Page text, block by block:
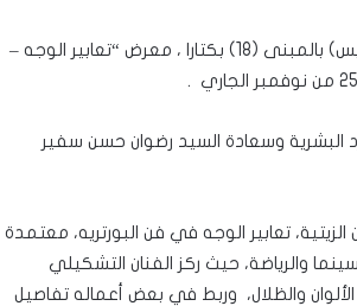
افتتحت المؤسسة العامة للحي الثقافي “كتارا” صباح اليوم (الخميس) بالمبنى (18) بكتارا ، معرض “تعابير الوجه –
البشرية وسعادة السيد رضوان حسن سفير
نحو 20 لوحة رسمت بالألوان الزيتية، تعابير الوجه في فن البورتريه، معتمدة
والرياضة، حيث ركز الفنان التشكيلي
والظلال، وربط في بعض أعماله تفاصيل